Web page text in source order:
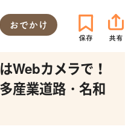
おでかけ
Webカメラで！
産業道路・名和